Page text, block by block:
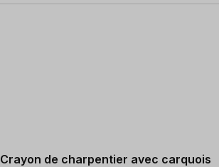
Crayon de charpentier avec carquois